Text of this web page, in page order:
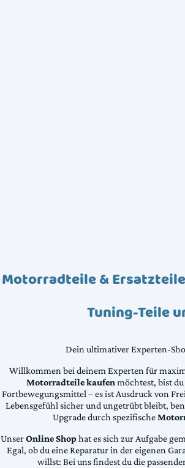
Motorradteile &
Tuning-Teile
Dein ultimativer Experten-
Willkommen bei deinem Experten für
Motorradteile kaufenmöchtest, bist
Fortbewegungsmittel – es ist Ausdruck von
Lebensgefühl sicher und ungetrübt bleibt,
Upgrade durch spezifische
UnserOnline Shophat es sich zur Aufgabe
Egal, ob du eine Reparatur in der eigenen
willst: Bei uns findest du die